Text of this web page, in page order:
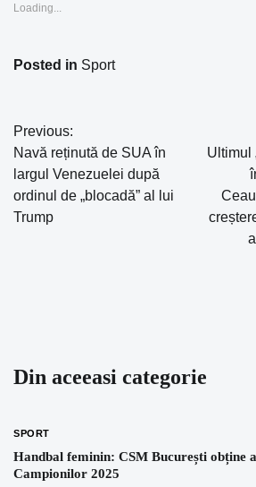
Loading...
Posted in Sport
Navigare
în
articole
Previous:
Navă reținută de SUA în
largul Venezuelei după
ordinul de „blocadă” al lui
Trump
Ultimul
Din aceeasi categorie
SPORT
Handbal feminin: CSM București obține
Campionilor 2025